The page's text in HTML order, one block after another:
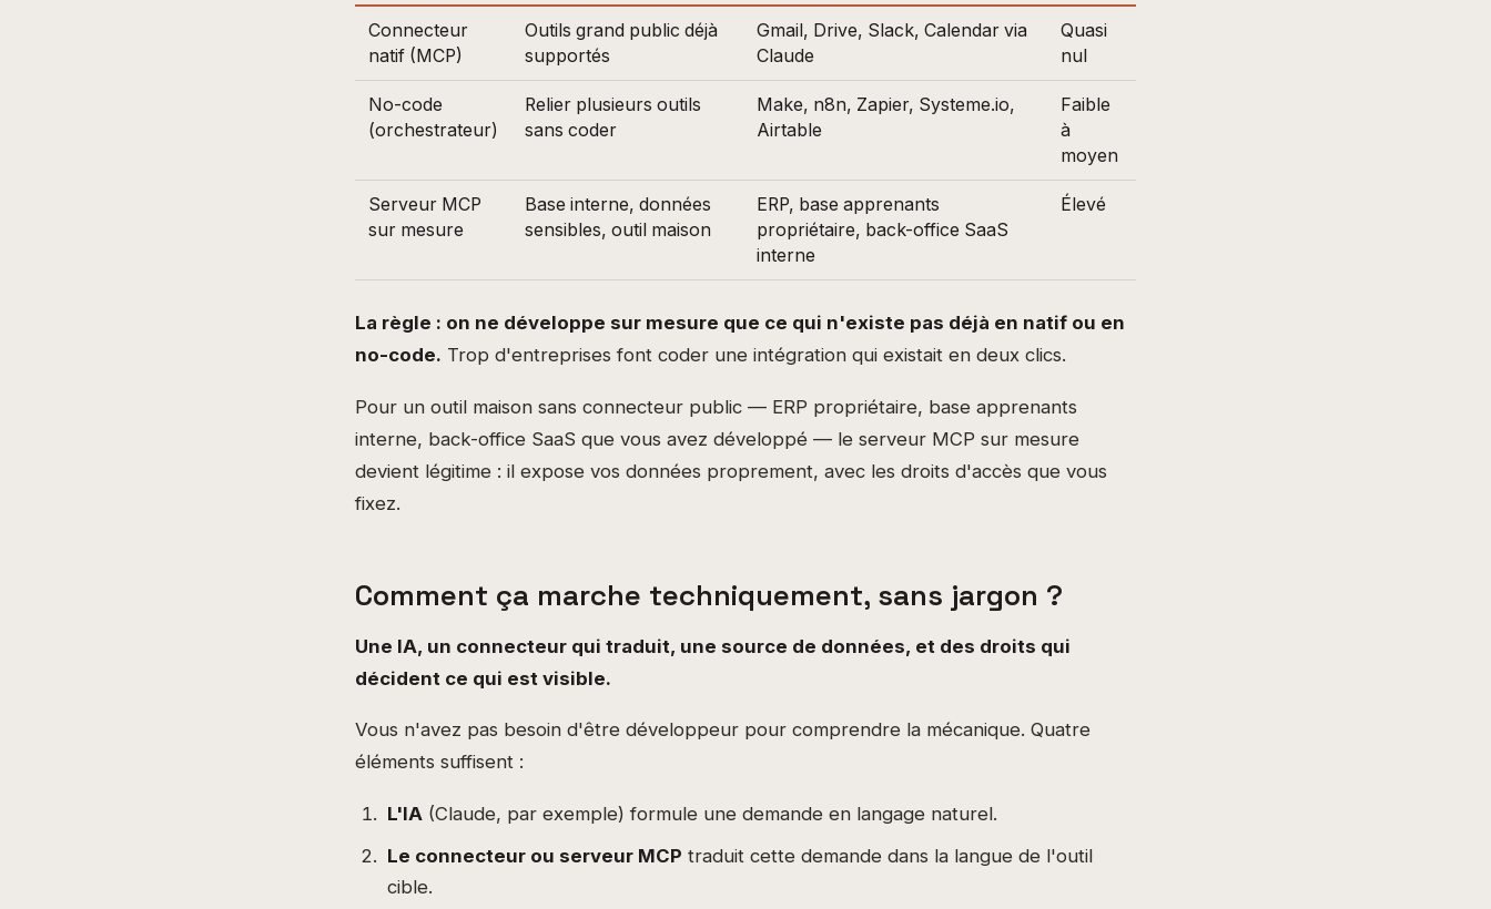
Connecteur
natif (MCP)
Outils grand public déjà
supportés
Gmail, Drive, Slack, Calendar via
Claude
Quasi
nul
No-code
(orchestrateur)
Relier plusieurs outils
sans coder
Make, n8n, Zapier, Systeme.io,
Airtable
Faible
à
moyen
Serveur MCP
sur mesure
Base interne, données
sensibles, outil maison
ERP, base apprenants
propriétaire, back-office SaaS
interne
Élevé
La règle : on ne développe sur mesure que ce qui n'existe pas déjà en natif ou en
no-code. Trop d'entreprises font coder une intégration qui existait en deux clics.
Pour un outil maison sans connecteur public — ERP propriétaire, base apprenants
interne, back-office SaaS que vous avez développé — le serveur MCP sur mesure
devient légitime : il expose vos données proprement, avec les droits d'accès que vous
fixez.
Comment ça marche techniquement, sans jargon ?
Une IA, un connecteur qui traduit, une source de données, et des droits qui
décident ce qui est visible.
Vous n'avez pas besoin d'être développeur pour comprendre la mécanique. Quatre
éléments suffisent :
L'IA (Claude, par exemple) formule une demande en langage naturel.
Le connecteur ou serveur MCP traduit cette demande dans la langue de l'outil
cible.